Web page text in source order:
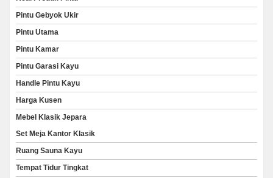
Pintu Gebyok Ukir
Pintu Utama
Pintu Kamar
Pintu Garasi Kayu
Handle Pintu Kayu
Harga Kusen
Mebel Klasik Jepara
Set Meja Kantor Klasik
Ruang Sauna Kayu
Tempat Tidur Tingkat